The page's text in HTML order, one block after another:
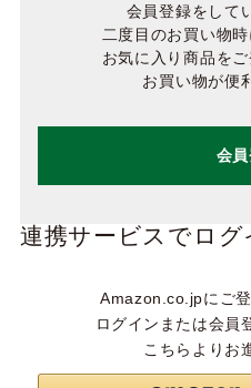
会員登録をして
二度目のお買い物
お気に入り商品を
お買い物が便
会
連携サービスでログ
Amazon.co.jpにご
ログインまたは会員
こちらよりお